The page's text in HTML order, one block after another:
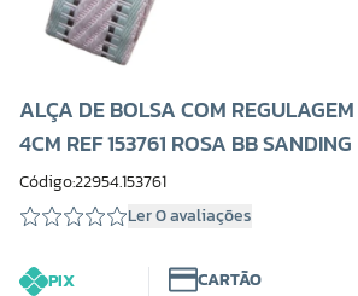
ALÇA DE BOLSA COM
4CM REF 153761 ROSA BB SANDING
Código:22954.153761
Ler 0 avaliações
PIX
CARTÃO